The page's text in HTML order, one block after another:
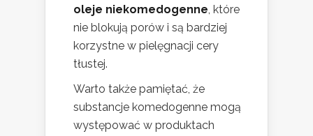
oleje niekomedogenne, które
nie blokują porów i są bardziej
korzystne w pielęgnacji cery
tłustej.
Warto także pamiętać, że
substancje komedogenne mogą
występować w produktach